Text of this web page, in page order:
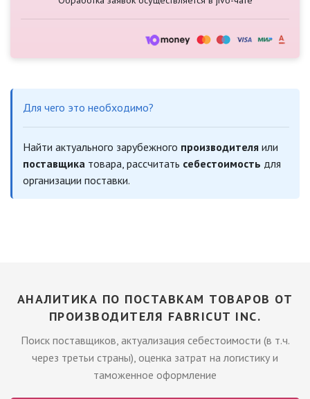
Для чего это необходимо?
Найти актуального зарубежного производителя или
поставщика товара, рассчитать себестоимость для
организации поставки.
АНАЛИТИКА ПО ПОСТАВКАМ ТОВАРОВ ОТ
ПРОИЗВОДИТЕЛЯ FABRICUT INC.
Поиск поставщиков, актуализация себестоимости (в т.ч.
через третьи страны), оценка затрат на логистику и
таможенное оформление